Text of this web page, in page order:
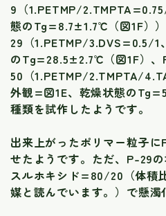
9（1.PETMP/
態のTg=8.7±1.7℃（図1F）
29（1.PETMP/3.DVS=0.5/1
のTg=28.5±2.7℃（図1F）、
50（1.PETMP/2.TMPTA/
外観=図1E、乾燥状態の
種類を試作したようです。
出来上がったポリマー粒子に
せたようです。ただ、P-29
スルホキシド=80/20（体積
媒と読んでいます。）で懸濁